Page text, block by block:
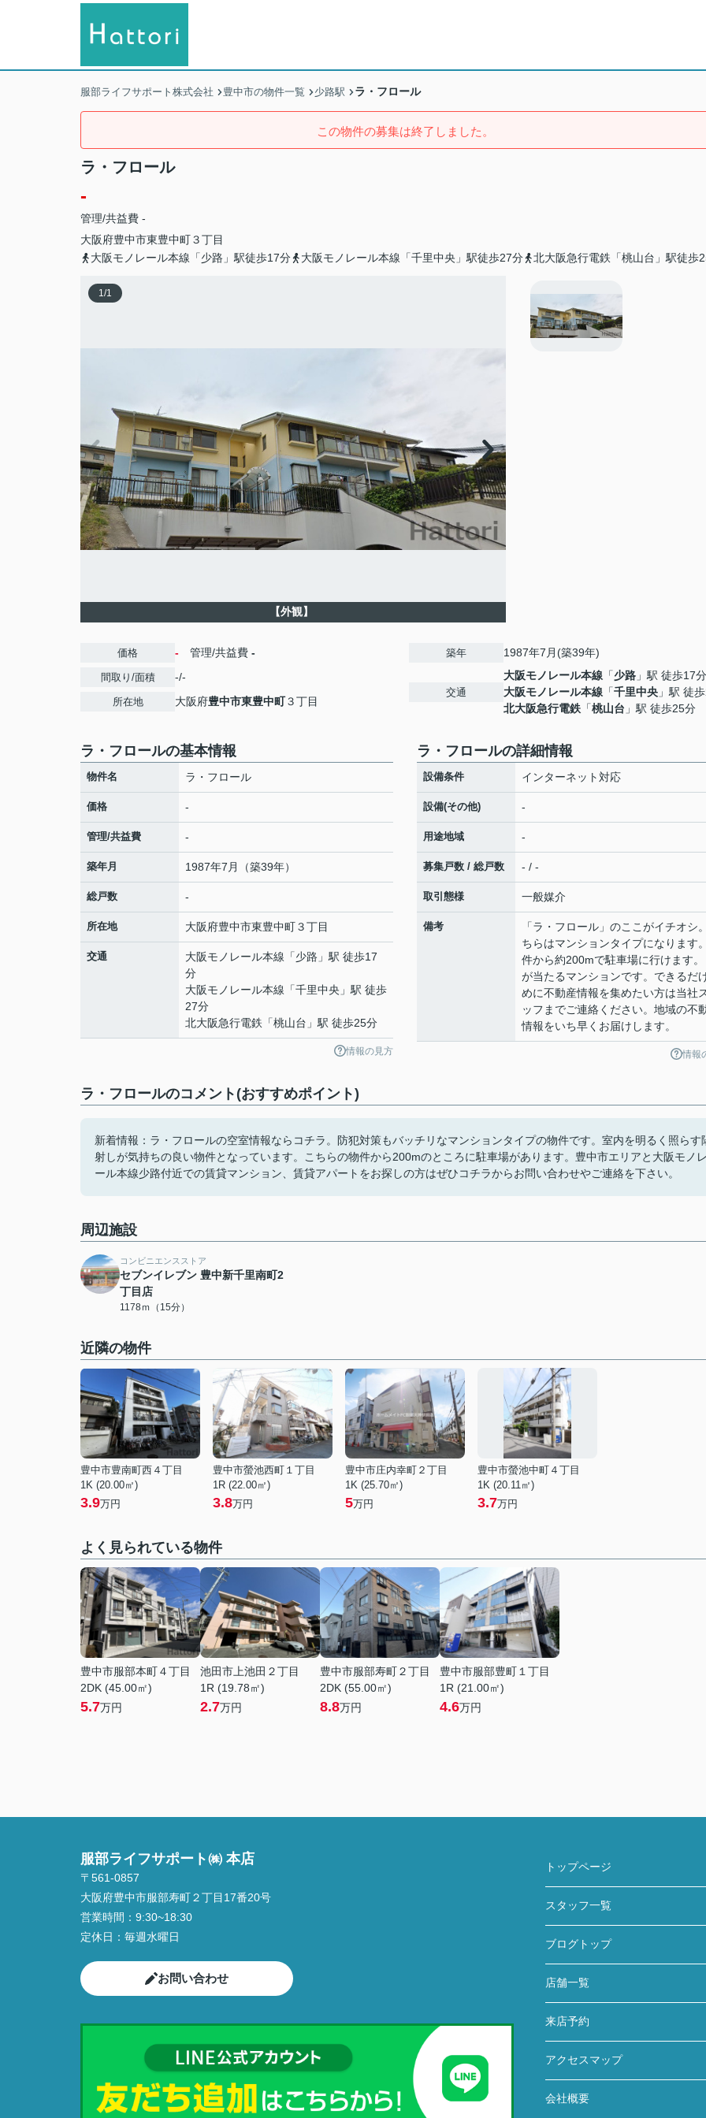
服部ライフサポート株式会社 豊中市の物件一覧 少路駅 ラ・フロール
この物件の募集は終了しました。
ラ・フロール
-
管理/共益費 -
大阪府豊中市東豊中町３丁目
大阪モノレール本線「少路」駅徒歩17分
大阪モノレール本線「千里中央」駅徒歩27分 北大阪急行電鉄「桃山台」駅徒歩
1/1
【外観】
価格 - 管理/共益費 -
間取り/面積 -/-
所在地 大阪府豊中市東豊中町３丁目
築年 1987年7月(築39年)
交通
大阪モノレール本線 「少路 」駅 徒歩17分
大阪モノレール本線 「千里中央 」駅 徒
北大阪急行電鉄 「桃山台 」駅 徒歩25分
ラ・フロールの基本情報
物件名 ラ・フロール
価格 -
管理/共益費 -
築年月 1987年7月（築39年）
総戸数 -
所在地 大阪府豊中市東豊中町３丁目
交通 大阪モノレール本線 「少路 」駅 徒歩17
分
大阪モノレール本線 「千里中央 」駅 徒歩
27分
北大阪急行電鉄 「桃山台 」駅 徒歩25分
情報の見方
ラ・フロールの詳細情報
設備条件 インターネット対応
設備(その他) -
用途地域 -
募集戸数 / 総戸数 - / -
取引態様 一般媒介
備考
「ラ・フロール」のここがイチオシ
ちらはマンションタイプになります
件から約200mで駐車場に行けます
が当たるマンションです。できるだ
めに不動産情報を集めたい方は当社
ッフまでご連絡ください。地域の不
情報をいち早くお届けします。
情報
ラ・フロールのコメント(おすすめポイント)
新着情報：ラ・フロールの空室情報ならコチラ。防犯対策もバッチリなマンションタイプの物件です。室内を明るく照らす
射しが気持ちの良い物件となっています。こちらの物件から200mのところに駐車場があります。豊中市エリアと大阪モノ
ール本線少路付近での賃貸マンション、賃貸アパートをお探しの方はぜひコチラからお問い合わせやご連絡を下さい。
周辺施設
コンビニエンスストア
セブンイレブン 豊中新千里南町2
丁目店
1178ｍ（15分）
近隣の物件
豊中市豊南町西４丁目
1K (20.00㎡)
3.9万円
豊中市螢池西町１丁目
1R (22.00㎡)
3.8万円
豊中市庄内幸町２丁目
1K (25.70㎡)
5万円
豊中市螢池中町４丁目
1K (20.11㎡)
3.7万円
よく見られている物件
豊中市服部本町４丁目
2DK (45.00㎡)
5.7万円
池田市上池田２丁目
1R (19.78㎡)
2.7万円
豊中市服部寿町２丁目
2DK (55.00㎡)
8.8万円
豊中市服部豊町１丁目
1R (21.00㎡)
4.6万円
服部ライフサポート㈱ 本店
〒561-0857
大阪府豊中市服部寿町２丁目17番20号
営業時間： 9:30~18:30
定休日： 毎週水曜日
お問い合わせ
トップページ
スタッフ一覧
ブログトップ
店舗一覧
来店予約
アクセスマップ
会社概要